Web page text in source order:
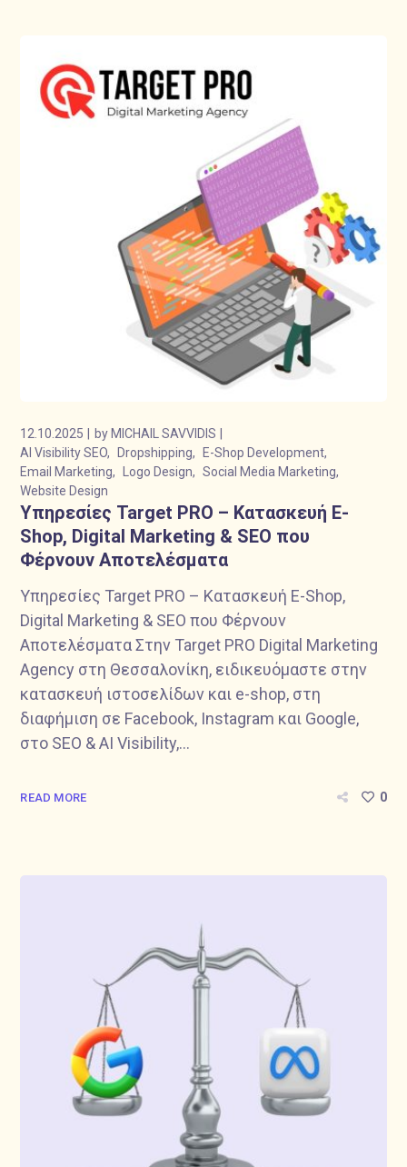
12.10.2025 by MICHAIL SAVVIDIS
AI Visibility SEO
Dropshipping
E-Shop Development
Email Marketing
Logo Design
Social Media Marketing
Website Design
Υπηρεσίες Target PRO – Κατασκευή E-
Shop, Digital Marketing & SEO που
Φέρνουν Αποτελέσματα
Υπηρεσίες Target PRO – Κατασκευή E-Shop,
Digital Marketing & SEO που Φέρνουν
Αποτελέσματα Στην Target PRO Digital Marketing
Agency στη Θεσσαλονίκη, ειδικευόμαστε στην
κατασκευή ιστοσελίδων και e-shop, στη
διαφήμιση σε Facebook, Instagram και Google,
στο SEO & AI Visibility,...
READ MORE 0